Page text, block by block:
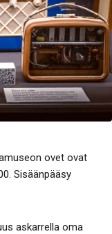
ovet ovat
Sisäänpääsy
askarrella oma